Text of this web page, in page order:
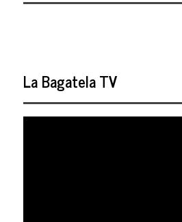
La Bagatela TV